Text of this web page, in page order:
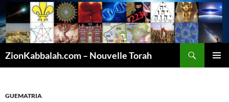
ZionKabbalah.com – Nouvelle Torah
GUEMATRIA